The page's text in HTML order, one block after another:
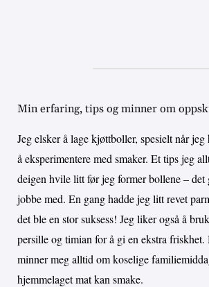
Min erfaring, tips og minner om
Jeg elsker å lage kjøttboller, spesielt når
å eksperimentere med smaker. Et tips jeg
deigen hvile litt før jeg former bollene – det
jobbe med. En gang hadde jeg litt revet
det ble en stor suksess! Jeg liker også å
persille og timian for å gi en ekstra
minner meg alltid om koselige
hjemmelaget mat kan smake.